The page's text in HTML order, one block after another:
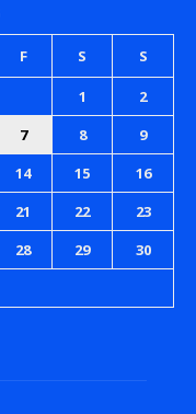
F S S
1
2
7 8
9
14 15
16
21 22
23
28 29
30